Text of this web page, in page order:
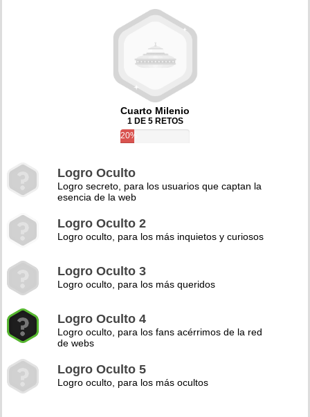
Cuarto Milenio
1 DE 5 RETOS
20%
Logro Oculto
Logro secreto, para los usuarios que captan la
esencia de la web
Logro Oculto 2
Logro oculto, para los más inquietos y curiosos
Logro Oculto 3
Logro oculto, para los más queridos
Logro Oculto 4
Logro oculto, para los fans acérrimos de la red
de webs
Logro Oculto 5
Logro oculto, para los más ocultos